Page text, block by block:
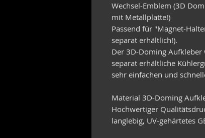
Wechsel-Emblem (3D
mit Metallplatte!)
Passend für "Magnet-
separat erhältlich!).
Der 3D-Doming
separat erhältliche
sehr einfachen und
Material 3D-Doming
Hochwertiger
langlebig, UV-gehärtetes